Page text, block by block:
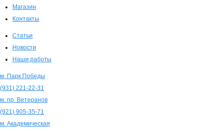
Магазин
Контакты
Статьи
Новости
Наши работы
м. Парк Победы
(931) 221-22-31
м. пр. Ветеранов
(921) 905-35-71
м. Академическая